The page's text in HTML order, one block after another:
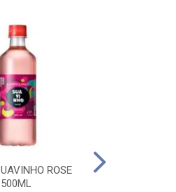
ROSE
500ML